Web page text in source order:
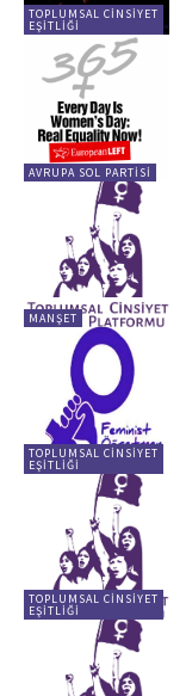
TOPLUMSAL CINSIYET
EŞITLIĞI
AVRUPA SOL PARTISI
MANŞET
TOPLUMSAL CINSIYET
EŞITLIĞI
TOPLUMSAL CINSIYET
EŞITLIĞI